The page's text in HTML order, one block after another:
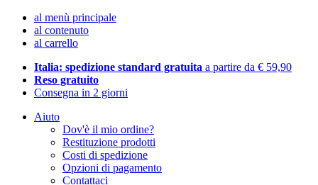
al menù principale
al contenuto
al carrello
Italia: spedizione standard gratuita a partire da € 59,90
Reso gratuito
Consegna in 2 giorni
Aiuto
Dov'è il mio ordine?
Restituzione prodotti
Costi di spedizione
Opzioni di pagamento
Contattaci